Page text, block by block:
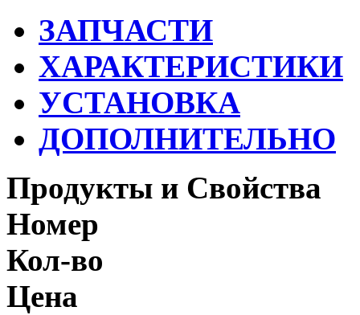
ЗАПЧАСТИ
ХАРАКТЕРИСТИКИ
УСТАНОВКА
ДОПОЛНИТЕЛЬНО
Продукты и Свойства
Номер
Кол-во
Цена